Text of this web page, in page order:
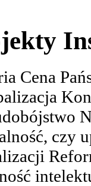
Cena
czy